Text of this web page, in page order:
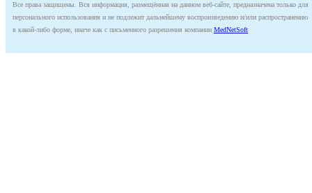
Все права защищены. Вся информация, размещённая на данном веб-сайте, предназначена только для
персонального использования и не подлежит дальнейшему воспроизведению и/или распространению
в какой-либо форме, иначе как с письменного разрешения компании MedNetSoft